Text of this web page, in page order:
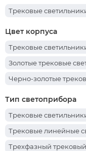
Трековые
Цвет корпуса
Трековые
Золотые трековые
Черно-золотые
Тип светоприбора
Трековые
Трековые линейные
Трехфазный